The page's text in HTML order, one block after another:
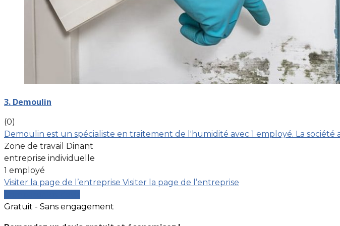
3. Demoulin
(0)
Demoulin est un spécialiste en traitement de l'humidité avec 1 employé. La
Zone de travail Dinant
entreprise individuelle
1 employé
Visiter la page de l’entreprise Visiter la page de l’entreprise
Gratuit - Sans engagement